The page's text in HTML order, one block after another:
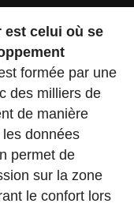
est celui où se
formée par une
des milliers de
de manière
données
permet de
sur la zone
le confort lors